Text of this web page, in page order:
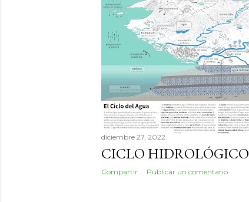
d
a
s
diciembre 27, 2022
CICLO HIDROLÓGICO
Compartir Publicar un comentario